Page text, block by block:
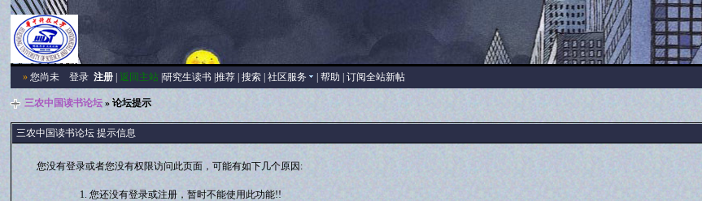
» 您尚未登录 注册 |返回主站 |研究生读书 |推荐 |搜索 |社区服务 |帮助 |订阅全站新帖
三农中国读书论坛 » 论坛提示
三农中国读书论坛 提示信息
您没有登录或者您没有权限访问此页面，可能有如下几个原因:
您还没有登录或注册，暂时不能使用此功能!!